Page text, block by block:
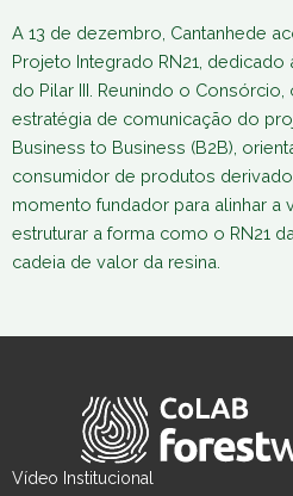
A 13 de dezembro, Cantanhede
Projeto Integrado RN21,
do Pilar III. Reunindo o
estratégia de comunicação do
Business to Business (B2B),
consumidor de produtos
momento fundador para alinhar a
estruturar a forma como o RN21
cadeia de valor da resina.
Vídeo Institucional